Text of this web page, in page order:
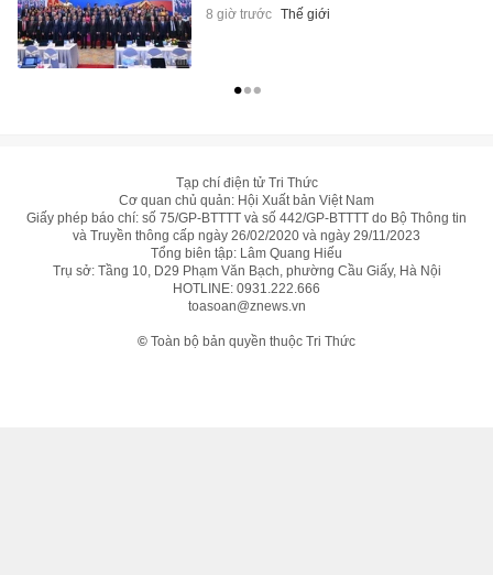
8 giờ trước Thế giới
Tạp chí điện tử Tri Thức
Cơ quan chủ quản: Hội Xuất bản Việt Nam
Giấy phép báo chí: số 75/GP-BTTTT và số 442/GP-BTTTT do Bộ Thông tin
và Truyền thông cấp ngày 26/02/2020 và ngày 29/11/2023
Tổng biên tập: Lâm Quang Hiếu
Trụ sở: Tầng 10, D29 Phạm Văn Bạch, phường Cầu Giấy, Hà Nội
HOTLINE: 0931.222.666
toasoan@znews.vn
© Toàn bộ bản quyền thuộc Tri Thức